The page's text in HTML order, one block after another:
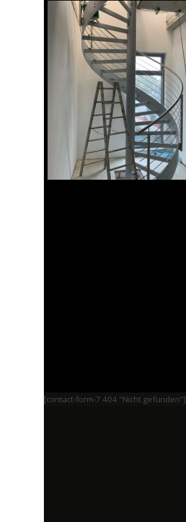
[contact-form-7 404 "Nicht gefunden"]